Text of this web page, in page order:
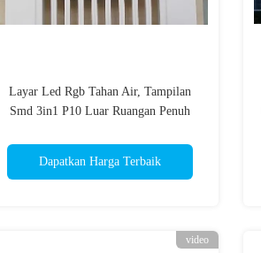
Layar Led Rgb Tahan Air, Tampilan
Smd 3in1 P10 Luar Ruangan Penuh
Dapatkan Harga Terbaik
video